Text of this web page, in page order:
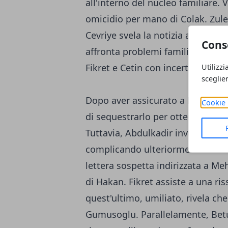
Cookie
all'interno del nucleo familiare.
omicidio per mano di Colak.
Cevriye svela la notizia a
affronta problemi familiari,
Fikret e Cetin con incertezze sul
Dopo aver assicurato a Lutfiye
di sequestrarlo per ottenere
Tuttavia, Abdulkadir inventa
complicando ulteriormente la
lettera sospetta indirizzata a
di Hakan. Fikret assiste a una
quest'ultimo, umiliato, rivela
Gumusoglu. Parallelamente,